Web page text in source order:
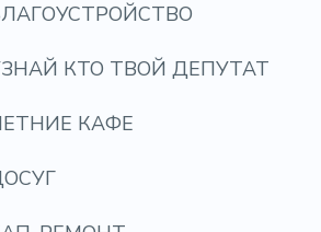
КТО ТВОЙ ДЕПУТАТ
КАФЕ